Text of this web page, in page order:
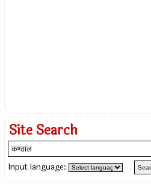
Site Search
Input language: